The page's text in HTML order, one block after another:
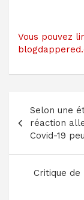
Vous pouvez
Navigation
de
l’article
Selon une
réaction
Covid-19
Critique